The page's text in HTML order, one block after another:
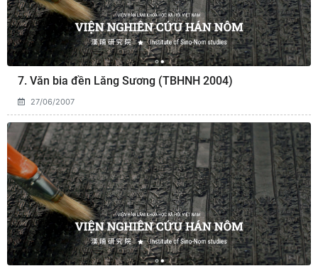
7. Văn bia đền Lăng Sương (TBHNH 2004)
27/06/2007